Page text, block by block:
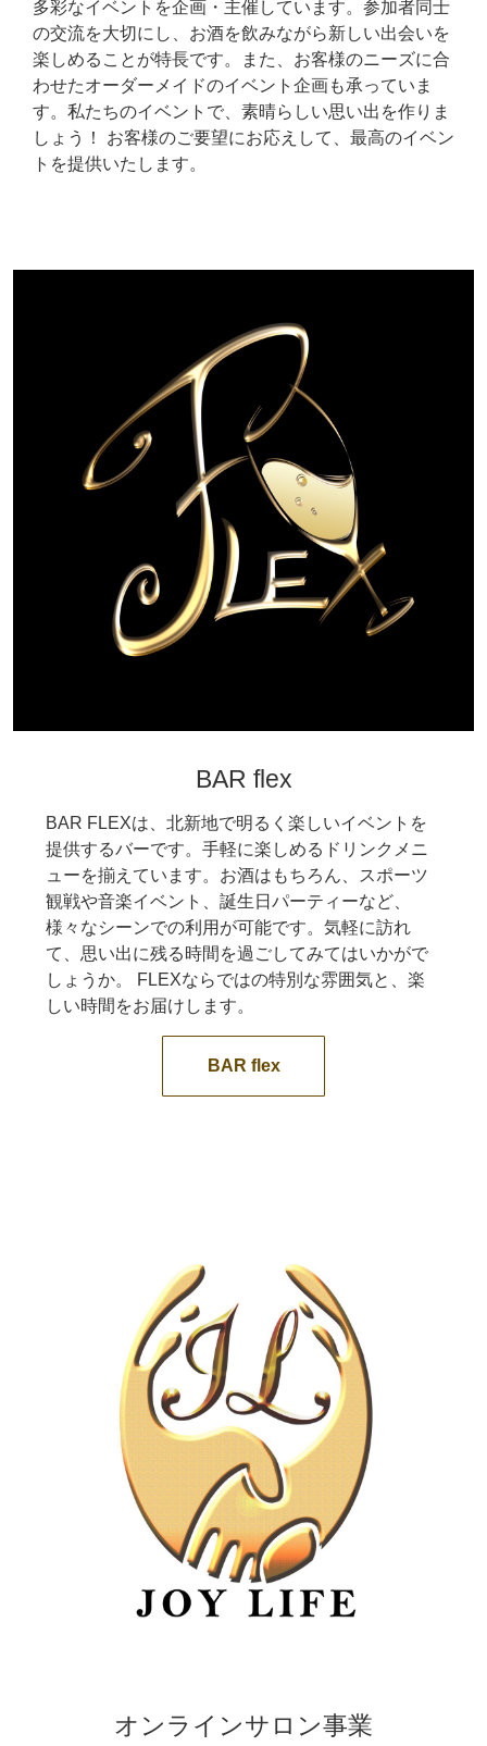
多彩なイベントを企画・主催しています。参加者同士
の交流を大切にし、お酒を飲みながら新しい出会いを
楽しめることが特長です。また、お客様のニーズに合
わせたオーダーメイドのイベント企画も承っていま
す。私たちのイベントで、素晴らしい思い出を作りま
しょう！ お客様のご要望にお応えして、最高のイベン
トを提供いたします。
BAR flex
BAR FLEXは、北新地で明るく楽しいイベントを
提供するバーです。手軽に楽しめるドリンクメニ
ューを揃えています。お酒はもちろん、スポーツ
観戦や音楽イベント、誕生日パーティーなど、
様々なシーンでの利用が可能です。気軽に訪れ
て、思い出に残る時間を過ごしてみてはいかがで
しょうか。 FLEXならではの特別な雰囲気と、楽
しい時間をお届けします。
BAR flex
オンラインサロン事業